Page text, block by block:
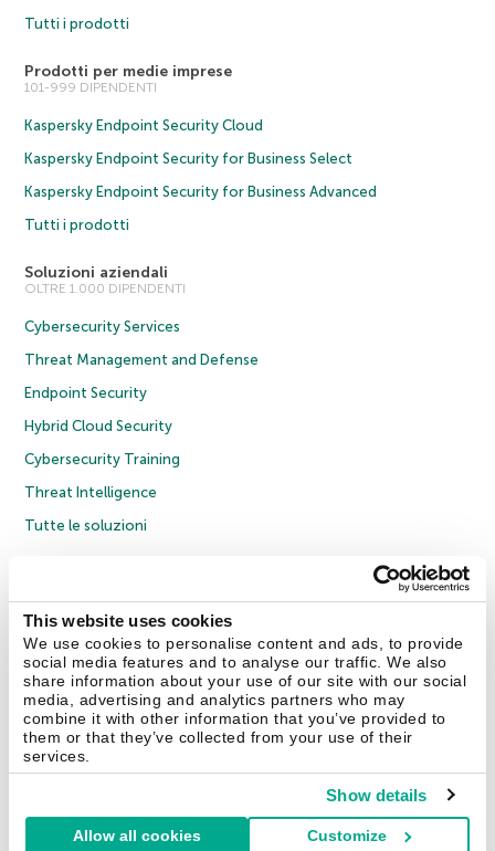
This website uses cookies
We use cookies to personalise content and ads, to provide
social media features and to analyse our traffic. We also
share information about your use of our site with our social
media, advertising and analytics partners who may
combine it with other information that you’ve provided to
them or that they’ve collected from your use of their
services.
Show details
Allow all cookies Customize
Tutti i prodotti
Prodotti per medie imprese
101-999 DIPENDENTI
Kaspersky Endpoint Security Cloud
Kaspersky Endpoint Security for Business Select
Kaspersky Endpoint Security for Business Advanced
Tutti i prodotti
Soluzioni aziendali
OLTRE 1.000 DIPENDENTI
Cybersecurity Services
Threat Management and Defense
Endpoint Security
Hybrid Cloud Security
Cybersecurity Training
Threat Intelligence
Tutte le soluzioni
Informativa sulla privacy
Policy anticorruzione
Contratto di licenza B2C
Cookies
Contatti Chi siamo Partner Blog Centro risorse Comunicati stampa
Securelist Eugene Personal Blog Encyclopedia